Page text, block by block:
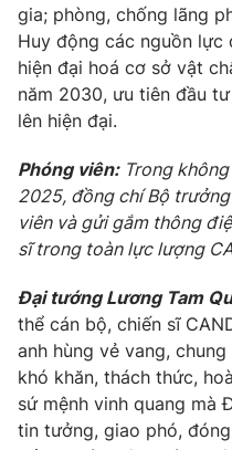
gia; phòng, chống lãng
Huy động các nguồn lực
hiện đại hoá cơ sở vật
năm 2030, ưu tiên đầu
lên hiện đại.
Phóng viên: Trong
2025, đồng chí Bộ
viên và gửi gắm thông
sĩ trong toàn lực lượng
Đại tướng Lương Tam
thể cán bộ, chiến sĩ
anh hùng vẻ vang,
khó khăn, thách thức,
sứ mệnh vinh quang mà
tin tưởng, giao phó,